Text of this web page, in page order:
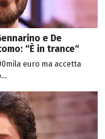
e De
“È in trance“
euro ma accetta